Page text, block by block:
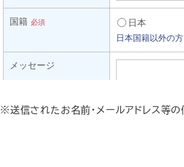
※送信されたお名前・メールアドレス等の